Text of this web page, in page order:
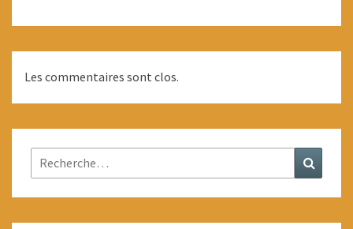
Les commentaires sont clos.
Rechercher :